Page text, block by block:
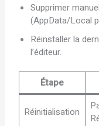
Supprimer
(AppData/Local
Réinstaller la
l’éditeur.
Étape
Réinitialisation